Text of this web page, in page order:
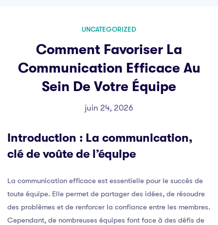
UNCATEGORIZED
Comment Favoriser La
Communication Efficace Au
Sein De Votre Équipe
juin 24, 2026
Introduction : La communication,
clé de voûte de l’équipe
La communication efficace est essentielle pour le succès de
toute équipe. Elle permet de partager des idées, de résoudre
des problèmes et de renforcer la confiance entre les membres.
Cependant, de nombreuses équipes font face à des défis de